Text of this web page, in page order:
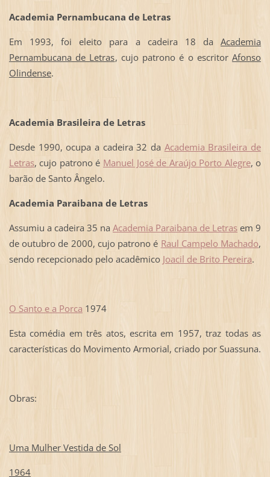
Academia Pernambucana de Letras
Em 1993, foi eleito para a cadeira 18 daAcademia
Pernambucana de Letras, cujo patrono é o escritorAfonso
Olindense.
Academia Brasileira de Letras
Desde 1990, ocupa a cadeira 32 da Academia Brasileira de
Letras, cujo patrono é Manuel José de Araújo Porto Alegre, o
barão de Santo Ângelo.
Academia Paraibana de Letras
Assumiu a cadeira 35 na Academia Paraibana de Letras em 9
de outubro de 2000, cujo patrono é Raul Campelo Machado,
sendo recepcionado pelo acadêmico Joacil de Brito Pereira.
O Santo e a Porca 1974
Esta comédia em três atos, escrita em 1957, traz todas as
características do Movimento Armorial, criado por Suassuna.
Obras:
Uma Mulher Vestida de Sol
1964